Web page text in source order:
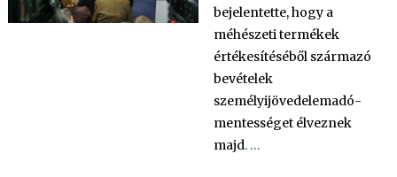
bejelentette, hogy a
méhészeti termékek
értékesítéséből származó
bevételek
személyijövedelemadó-
mentességet élveznek
majd. …